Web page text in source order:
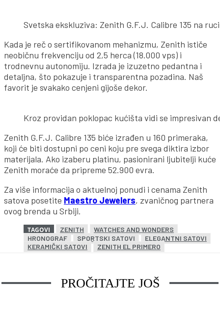
Svetska ekskluziva: Zenith G.F.J. Calibre 135 na
Kada je reč o sertifikovanom mehanizmu, Zenith ističe
neobičnu frekvenciju od 2,5 herca (18.000 vps) i
trodnevnu autonomiju. Izrada je izuzetno pedantna i
detaljna, što pokazuje i transparentna pozadina. Naš
favorit je svakako cenjeni gijoše dekor.
Kroz providan poklopac kućišta vidi se impresivan
Zenith G.F.J. Calibre 135 biće izrađen u 160 primeraka,
koji će biti dostupni po ceni koju pre svega diktira izbor
materijala. Ako izaberu platinu, pasionirani ljubitelji kuće
Zenith moraće da pripreme 52.900 evra.
Za više informacija o aktuelnoj ponudi i cenama Zenith
satova posetite Maestro Jewelers, zvaničnog partnera
ovog brenda u Srbiji.
TAGOVI ZENITH
WATCHES AND WONDERS
HRONOGRAF
SPORTSKI SATOVI
ELEGANTNI SATOVI
KERAMIČKI SATOVI
ZENITH EL PRIMERO
PROČITAJTE JOŠ